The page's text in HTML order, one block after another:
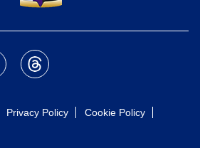
Privacy Policy
Cookie Policy